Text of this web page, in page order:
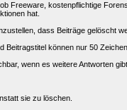
Freeware, kostenpflichtige
hat.
dass Beiträge gelöscht
können nur 50
wenn es weitere Antworten gibt.
sie zu löschen.